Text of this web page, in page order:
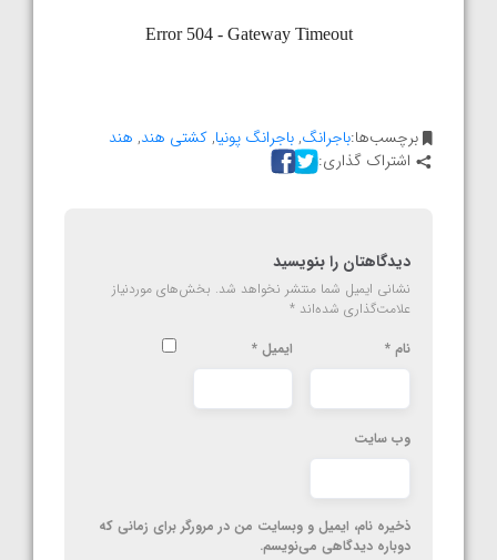
برچسب‌ها:باجرانگ,باجرانگ پونیا,کشتی هند, هند
اشتراک گذاری:
دیدگاهتان را بنویسید
نشانی ایمیل شما منتشر نخواهد شد. بخش‌های موردنیاز
علامت‌گذاری شده‌اند *
نام * ایمیل *
وب‌ سایت
ذخیره نام، ایمیل و وبسایت من در مرورگر برای زمانی که
دوباره دیدگاهی می‌نویسم.